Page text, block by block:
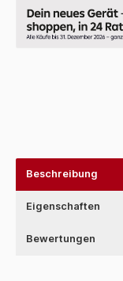
Beschreibung
Eigenschaften
Bewertungen